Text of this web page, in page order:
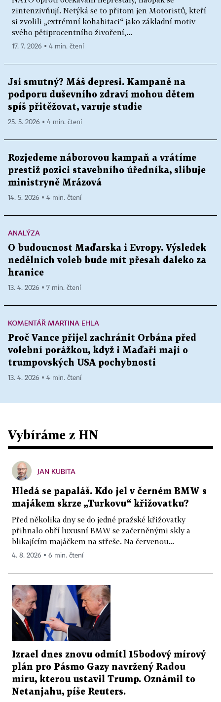
zintenzivňují. Netýká se to přitom jen Motoristů, kteří
si zvolili „extrémní kohabitaci“ jako základní motiv
svého pětiprocentního živoření,...
17. 7. 2026 ▪ 4 min. čtení
Jsi smutný? Máš depresi. Kampaně na
podporu duševního zdraví mohou dětem
spíš přitěžovat, varuje studie
25. 5. 2026 ▪ 4 min. čtení
Rozjedeme náborovou kampaň a vrátíme
prestiž pozici stavebního úředníka, slibuje
ministryně Mrázová
14. 5. 2026 ▪ 4 min. čtení
ANALÝZA
O budoucnost Maďarska i Evropy. Výsledek
nedělních voleb bude mít přesah daleko za
hranice
13. 4. 2026 ▪ 7 min. čtení
KOMENTÁŘ MARTINA EHLA
Proč Vance přijel zachránit Orbána před
volební porážkou, když i Maďaři mají o
trumpovských USA pochybnosti
13. 4. 2026 ▪ 4 min. čtení
Vybíráme z HN
JAN KUBITA
Hledá se papaláš. Kdo jel v černém BMW s
majákem skrze „Turkovu“ křižovatku?
Před několika dny se do jedné pražské křižovatky
přihnalo obří luxusní BMW se začerněnými skly a
blikajícím majáčkem na střeše. Na červenou...
4. 8. 2026 ▪ 6 min. čtení
Izrael dnes znovu odmítl 15bodový mírový
plán pro Pásmo Gazy navržený Radou
míru, kterou ustavil Trump. Oznámil to
Netanjahu, píše Reuters.